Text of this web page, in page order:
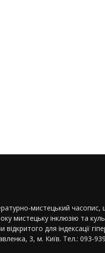
мистецький
мистецьку інклюзію та
для індексації
3, м. Київ. Тел.: 093-